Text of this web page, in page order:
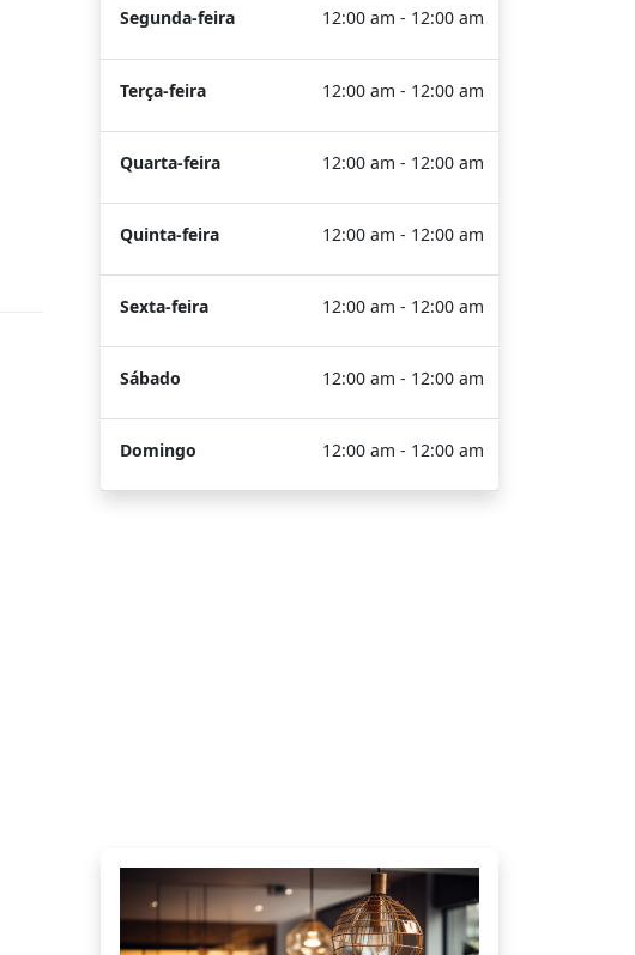
Segunda-feira 12:00 am - 12:00 am
Terça-feira 12:00 am - 12:00 am
Quarta-feira 12:00 am - 12:00 am
Quinta-feira 12:00 am - 12:00 am
Sexta-feira 12:00 am - 12:00 am
Sábado 12:00 am - 12:00 am
Domingo 12:00 am - 12:00 am